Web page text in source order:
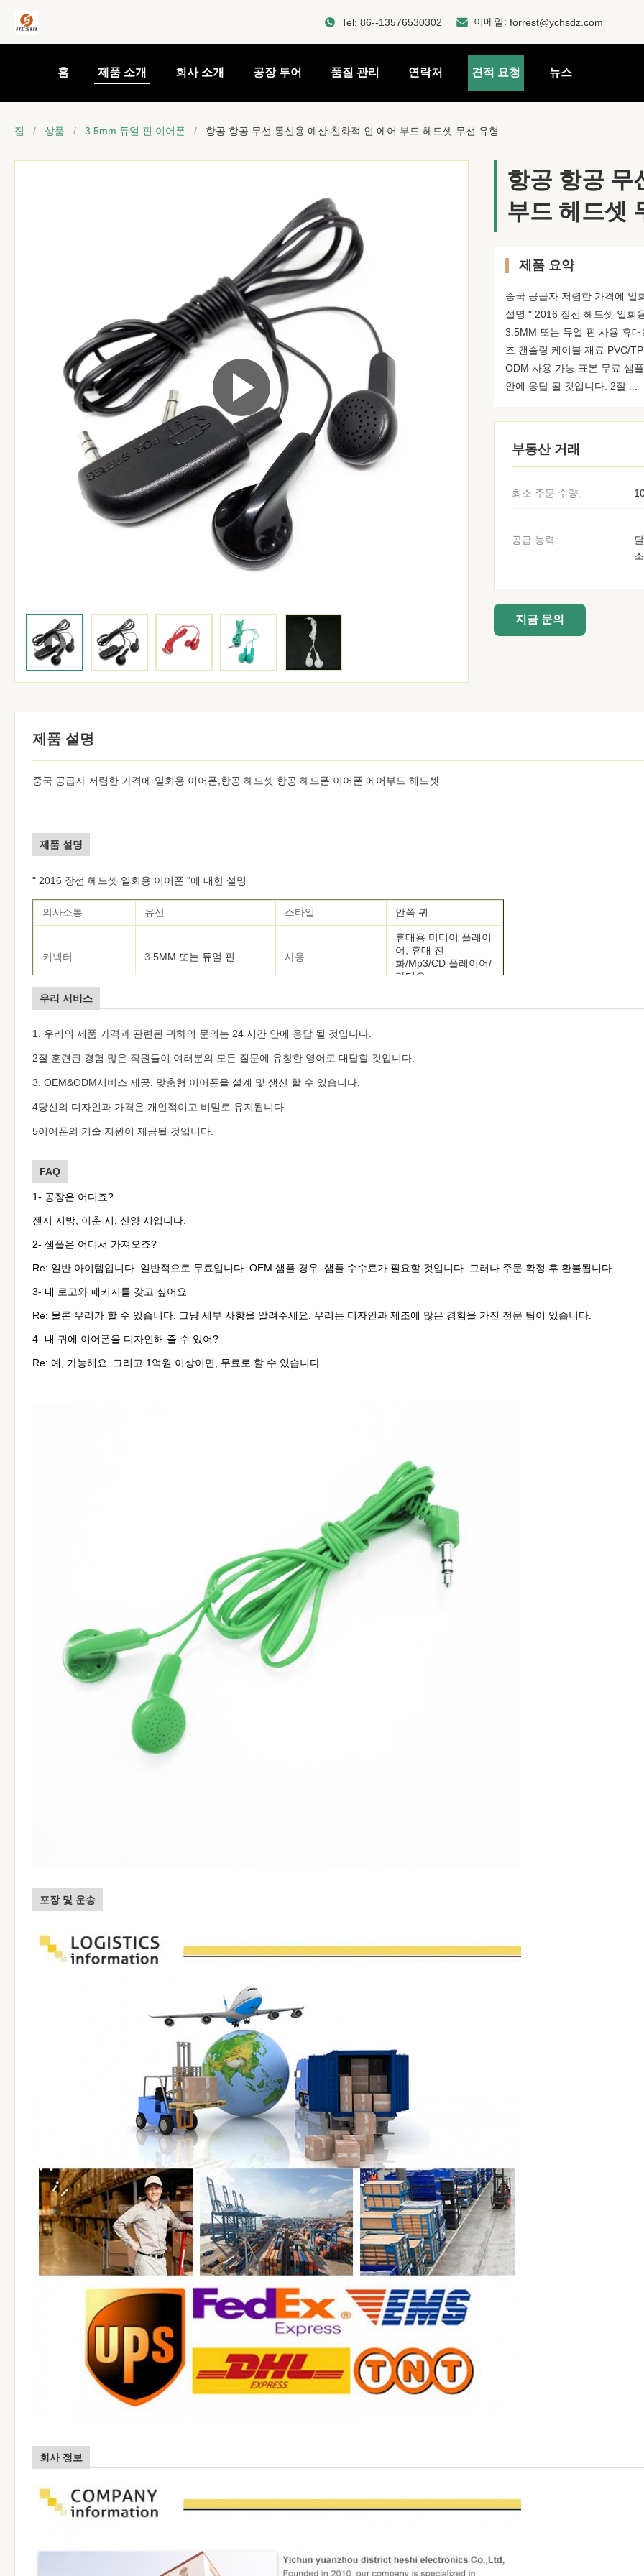
Tel: 86--13576530302 이메일: forrest@ychsdz.com
홈 제품 소개 회사 소개 공장 투어 품질 관리 연락처 견적 요청 뉴스
집 / 상품 / 3.5mm 듀얼 핀 이어폰 / 항공 항공 무선 통신용 예산 친화적 인 에어 부드 헤드셋 무선 유형
항공 항공 무
부드 헤드셋
제품 요약
중국 공급자 저렴한 가격에 일
설명 " 2016 장선 헤드셋 일회
3.5MM 또는 듀얼 핀 사용 휴
즈 캔슬링 케이블 재료 PVC/
ODM 사용 가능 표본 무료 샘
안에 응답 될 것입니다. 2잘 ...
부동산 거래
최소 주문 수량:
공급 능력:
지금 문의
제품 설명
중국 공급자 저렴한 가격에 일회용 이어폰,항공 헤드셋 항공 헤드폰 이어폰 에어부드 헤드셋
제품 설명
" 2016 장선 헤드셋 일회용 이어폰 "에 대한 설명
의사소통 유선 스타일 안쪽 귀
커넥터 3 .5MM 또는 듀얼 핀 사용
휴대용 미디어 플레이
어, 휴대 전
화/Mp3/CD 플레이어/
라디오
노이즈 캔슬링
크기 1.2M 또는맞춤형 표면 ABS/금속/실리콘/PVC
ODM 사용 가능 표본
우리 서비스
1. 우리의 제품 가격과 관련된 귀하의 문의는 24 시간 안에 응답 될 것입니다.
2잘 훈련된 경험 많은 직원들이 여러분의 모든 질문에 유창한 영어로 대답할 것입니다.
3. OEM&ODM서비스 제공. 맞춤형 이어폰을 설계 및 생산 할 수 있습니다.
4당신의 디자인과 가격은 개인적이고 비밀로 유지됩니다.
5이어폰의 기술 지원이 제공될 것입니다.
FAQ
1- 공장은 어디죠?
젠지 지방, 이춘 시, 산양 시입니다.
2- 샘플은 어디서 가져오죠?
Re: 일반 아이템입니다. 일반적으로 무료입니다. OEM 샘플 경우. 샘플 수수료가 필요할 것입니다. 그러나 주문 확정 후 환불됩니다.
3- 내 로고와 패키지를 갖고 싶어요
Re: 물론 우리가 할 수 있습니다. 그냥 세부 사항을 알려주세요. 우리는 디자인과 제조에 많은 경험을 가진 전문 팀이 있습니다.
4- 내 귀에 이어폰을 디자인해 줄 수 있어?
Re: 예, 가능해요. 그리고 1억원 이상이면, 무료로 할 수 있습니다.
포장 및 운송
회사 정보